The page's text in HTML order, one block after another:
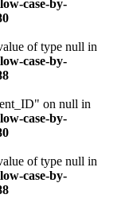
case-by-
of type null in
case-by-
on null in
case-by-
of type null in
case-by-